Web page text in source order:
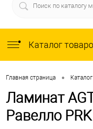
Каталог
Главная страница •
Ламинат
Равелло